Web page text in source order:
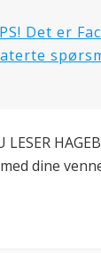
Det er
LESER
dine